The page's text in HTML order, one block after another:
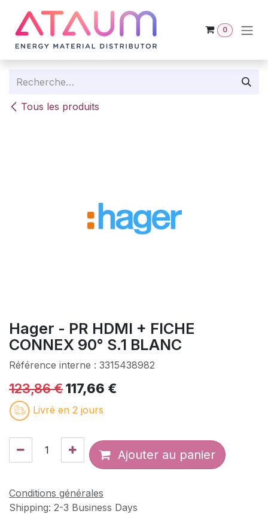
0
Tous les produits
Hager - PR HDMI + FICHE
CONNEX 90° S.1 BLANC
Référence interne : 3315438982
123,86€117,66 €
Livré en 2 jours
Ajouter au panier
Conditions générales
Shipping: 2-3 Business Days